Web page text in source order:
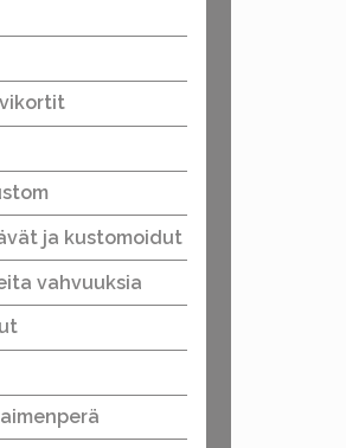
ja kustomoidut
vahvuuksia